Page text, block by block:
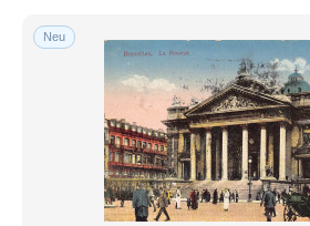
Übernehmen
Neu